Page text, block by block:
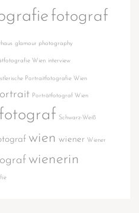
fotograf
glamour photography
Wien interview
Portraitfotografie Wien
Porträtfotograf Wien
Schwarz-Weiß
wien wiener Wiener
wienerin